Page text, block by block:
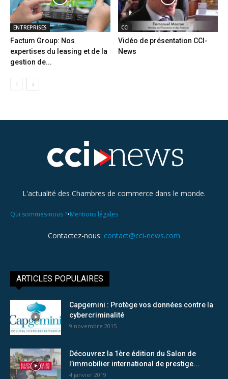
ENTREPRISES
Factum Group: Nos
expertises du leasing et de la
gestion de...
CCI
Vidéo de présentation CCI-
News
L'actualité des Chambres de commerce dans le monde.
Qui sommes-nous ?•Mentions légales
Contactez-nous: contact@cci-news.com
ARTICLES POPULAIRES
Capgemini : Protège vos données contre la
cybercriminalité
9 novembre 2015
Découvrez la 1ère édition du Salon de
l’immobilier international de prestige...
4 janvier 2019